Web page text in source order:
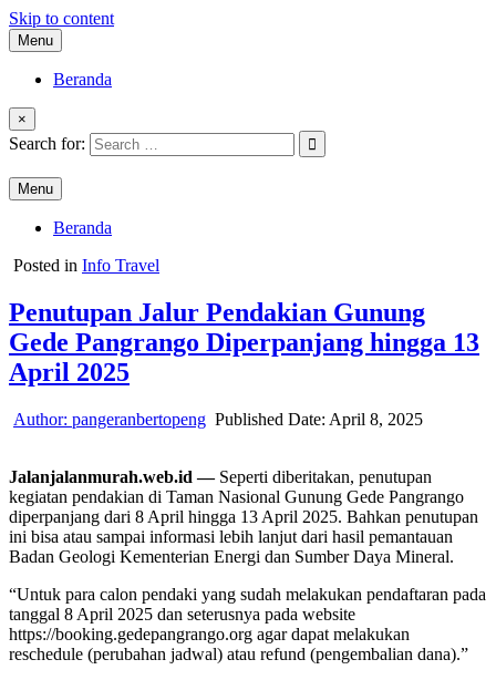
Skip to content
Menu
Beranda
×
Search for:
Menu
Beranda
Posted in Info Travel
Penutupan Jalur Pendakian Gunung
Gede Pangrango Diperpanjang hingga 13
April 2025
Author: pangeranbertopeng Published Date: April 8, 2025
Jalanjalanmurah.web.id — Seperti diberitakan, penutupan
kegiatan pendakian di Taman Nasional Gunung Gede Pangrango
diperpanjang dari 8 April hingga 13 April 2025. Bahkan penutupan
ini bisa atau sampai informasi lebih lanjut dari hasil pemantauan
Badan Geologi Kementerian Energi dan Sumber Daya Mineral.
“Untuk para calon pendaki yang sudah melakukan pendaftaran pada
tanggal 8 April 2025 dan seterusnya pada website
https://booking.gedepangrango.org agar dapat melakukan
reschedule (perubahan jadwal) atau refund (pengembalian dana).”